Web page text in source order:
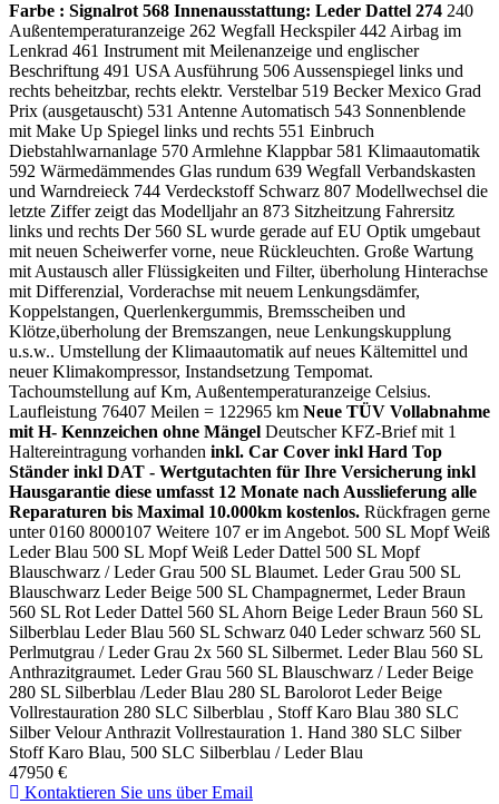
Farbe : Signalrot 568 Innenausstattung: Leder Dattel 274 240
Außentemperaturanzeige 262 Wegfall Heckspiler 442 Airbag im
Lenkrad 461 Instrument mit Meilenanzeige und englischer
Beschriftung 491 USA Ausführung 506 Aussenspiegel links und
rechts beheitzbar, rechts elektr. Verstelbar 519 Becker Mexico Grad
Prix (ausgetauscht) 531 Antenne Automatisch 543 Sonnenblende
mit Make Up Spiegel links und rechts 551 Einbruch
Diebstahlwarnanlage 570 Armlehne Klappbar 581 Klimaautomatik
592 Wärmedämmendes Glas rundum 639 Wegfall Verbandskasten
und Warndreieck 744 Verdeckstoff Schwarz 807 Modellwechsel die
letzte Ziffer zeigt das Modelljahr an 873 Sitzheitzung Fahrersitz
links und rechts Der 560 SL wurde gerade auf EU Optik umgebaut
mit neuen Scheiwerfer vorne, neue Rückleuchten. Große Wartung
mit Austausch aller Flüssigkeiten und Filter, überholung Hinterachse
mit Differenzial, Vorderachse mit neuem Lenkungsdämfer,
Koppelstangen, Querlenkergummis, Bremsscheiben und
Klötze,überholung der Bremszangen, neue Lenkungskupplung
u.s.w.. Umstellung der Klimaautomatik auf neues Kältemittel und
neuer Klimakompressor, Instandsetzung Tempomat.
Tachoumstellung auf Km, Außentemperaturanzeige Celsius.
Laufleistung 76407 Meilen = 122965 km Neue TÜV Vollabnahme
mit H- Kennzeichen ohne Mängel Deutscher KFZ-Brief mit 1
Haltereintragung vorhanden inkl. Car Cover inkl Hard Top
Ständer inkl DAT - Wertgutachten für Ihre Versicherung inkl
Hausgarantie diese umfasst 12 Monate nach Ausslieferung alle
Reparaturen bis Maximal 10.000km kostenlos. Rückfragen gerne
unter 0160 8000107 Weitere 107 er im Angebot. 500 SL Mopf Weiß
Leder Blau 500 SL Mopf Weiß Leder Dattel 500 SL Mopf
Blauschwarz / Leder Grau 500 SL Blaumet. Leder Grau 500 SL
Blauschwarz Leder Beige 500 SL Champagnermet, Leder Braun
560 SL Rot Leder Dattel 560 SL Ahorn Beige Leder Braun 560 SL
Silberblau Leder Blau 560 SL Schwarz 040 Leder schwarz 560 SL
Perlmutgrau / Leder Grau 2x 560 SL Silbermet. Leder Blau 560 SL
Anthrazitgraumet. Leder Grau 560 SL Blauschwarz / Leder Beige
280 SL Silberblau /Leder Blau 280 SL Barolorot Leder Beige
Vollrestauration 280 SLC Silberblau , Stoff Karo Blau 380 SLC
Silber Velour Anthrazit Vollrestauration 1. Hand 380 SLC Silber
Stoff Karo Blau, 500 SLC Silberblau / Leder Blau
47950 €
Kontaktieren Sie uns über Email